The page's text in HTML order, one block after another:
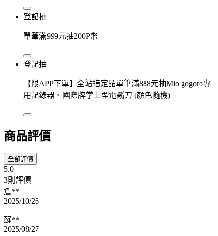
登記抽
單筆滿999元抽200P幣
登記抽
【限APP下單】全站指定品單筆滿888元抽Mio gogoro專
用記錄器、國際牌掌上型電鬍刀 (顏色隨機)
商品評價
全部評價
5.0
3則評價
詹**
2025/10/26
蘇**
2025/08/27